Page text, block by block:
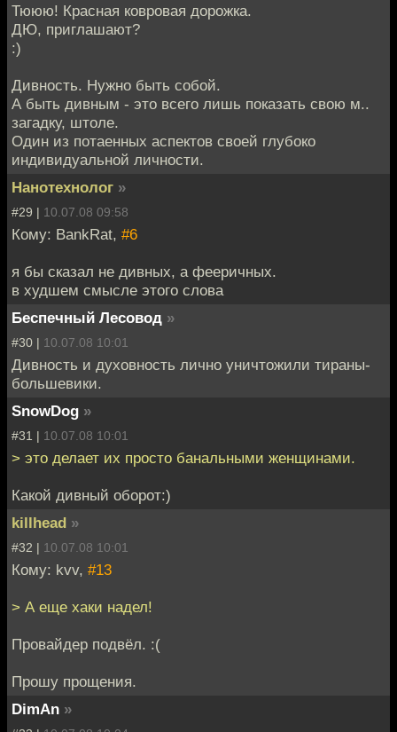
Тююю! Красная ковровая дорожка.
ДЮ, приглашают?
:)
Дивность. Нужно быть собой.
А быть дивным - это всего лишь показать свою м..
загадку, штоле.
Один из потаенных аспектов своей глубоко
индивидуальной личности.
Нанотехнолог »
#29 | 10.07.08 09:58
Кому: BankRat, #6
я бы сказал не дивных, а фееричных.
в худшем смысле этого слова
Беспечный Лесовод »
#30 | 10.07.08 10:01
Дивность и духовность лично уничтожили тираны-
большевики.
SnowDog »
#31 | 10.07.08 10:01
> это делает их просто банальными женщинами.
Какой дивный оборот:)
killhead »
#32 | 10.07.08 10:01
Кому: kvv, #13
> А еще хаки надел!
Провайдер подвёл. :(
Прошу прощения.
DimAn »